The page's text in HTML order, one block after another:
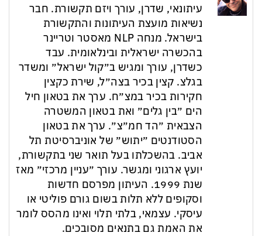
עיתונאי, שדרן, עורך ויזם תקשורת. חבר
נשיאות מועצת העיתונות והתקשורת
בישראל. מנחה NLP מאסטר וטריינר
בהכשרה ישראלית ובינלאומית. עבד
כשדרן, עורך ומגיש ב״קול ישראל״ ומשדר
בגלצ. קצין בכיר בצה״ל, שירת כקצין
חקירות בכיר במצ״ח. ערך את בטאון חיל
הים ״בין גלים״ ואת בטאון המשטרה
הצבאית ״הד חמ״צ״. ערך את בטאון
הסטודנטים ״יתוש״ של אוניברסיטת תל
אביב. בהשכלתו בעל תואר שני בתקשורת,
יועץ ארגוני ומגשר. עורך ״עניין מרכזי״ מאז
שנת 1999. העיתון מפרסם חדשות
וסקופים ללא תלות בשום גורם פוליטי או
עיסקי. עצמאי, בלתי תלוי ואינו מהסס לומר
את האמת גם בתנאים מסובכים.